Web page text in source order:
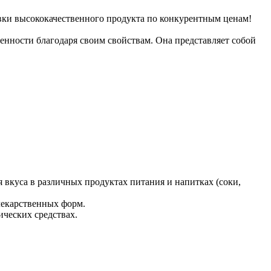
высококачественного продукта по конкурентным ценам!
благодаря своим свойствам. Она представляет собой
в различных продуктах питания и напитках (соки,
форм.
средствах.